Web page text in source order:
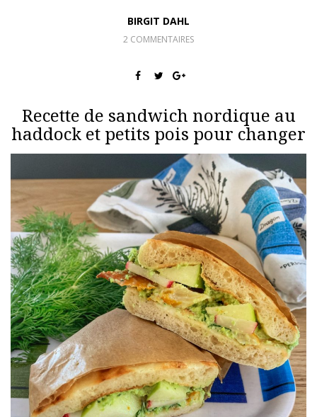
BIRGIT DAHL
2 COMMENTAIRES
Recette de sandwich nordique au
haddock et petits pois pour changer